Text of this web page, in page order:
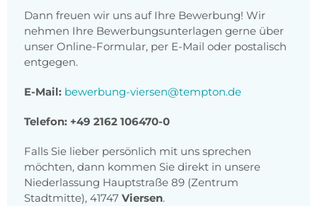
Dann freuen wir uns auf Ihre Bewerbung! Wir
nehmen Ihre Bewerbungsunterlagen gerne über
unser Online-Formular, per E-Mail oder postalisch
entgegen.
E-Mail: bewerbung-viersen@tempton.de
Telefon: +49 2162 106470-0
Falls Sie lieber persönlich mit uns sprechen
möchten, dann kommen Sie direkt in unsere
Niederlassung Hauptstraße 89 (Zentrum
Stadtmitte), 41747 Viersen.